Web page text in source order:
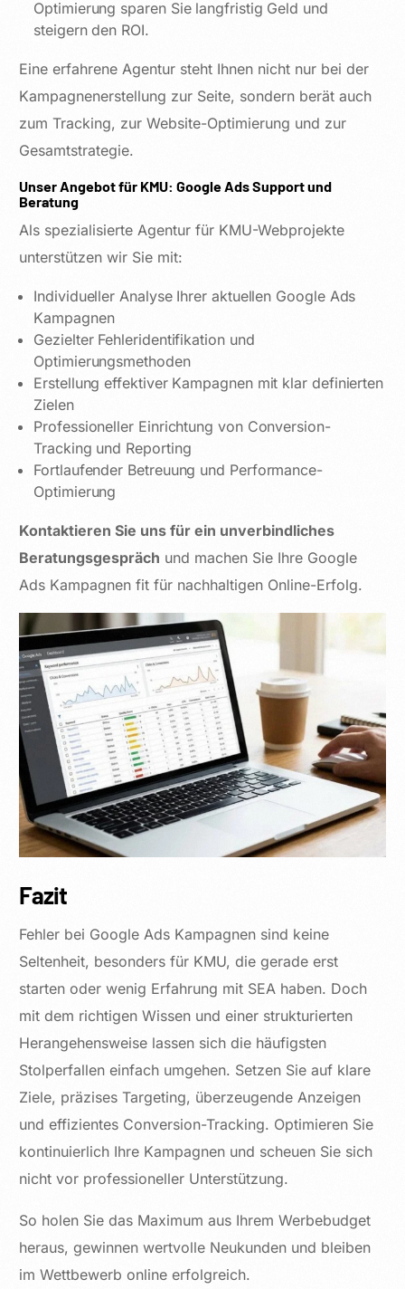
Optimierung sparen Sie langfristig Geld und
steigern den ROI.
Eine erfahrene Agentur steht Ihnen nicht nur bei der
Kampagnenerstellung zur Seite, sondern berät auch
zum Tracking, zur Website-Optimierung und zur
Gesamtstrategie.
Unser Angebot für KMU: Google Ads Support und
Beratung
Als spezialisierte Agentur für KMU-Webprojekte
unterstützen wir Sie mit:
Individueller Analyse Ihrer aktuellen Google Ads
Kampagnen
Gezielter Fehleridentifikation und
Optimierungsmethoden
Erstellung effektiver Kampagnen mit klar definierten
Zielen
Professioneller Einrichtung von Conversion-
Tracking und Reporting
Fortlaufender Betreuung und Performance-
Optimierung
Kontaktieren Sie uns für ein unverbindliches
Beratungsgespräch und machen Sie Ihre Google
Ads Kampagnen fit für nachhaltigen Online-Erfolg.
Fazit
Fehler bei Google Ads Kampagnen sind keine
Seltenheit, besonders für KMU, die gerade erst
starten oder wenig Erfahrung mit SEA haben. Doch
mit dem richtigen Wissen und einer strukturierten
Herangehensweise lassen sich die häufigsten
Stolperfallen einfach umgehen. Setzen Sie auf klare
Ziele, präzises Targeting, überzeugende Anzeigen
und effizientes Conversion-Tracking. Optimieren Sie
kontinuierlich Ihre Kampagnen und scheuen Sie sich
nicht vor professioneller Unterstützung.
So holen Sie das Maximum aus Ihrem Werbebudget
heraus, gewinnen wertvolle Neukunden und bleiben
im Wettbewerb online erfolgreich.